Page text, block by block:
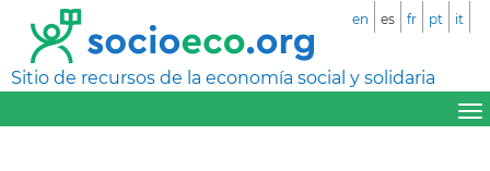
Sitio de recursos de la economía social y solidaria
en es fr pt it